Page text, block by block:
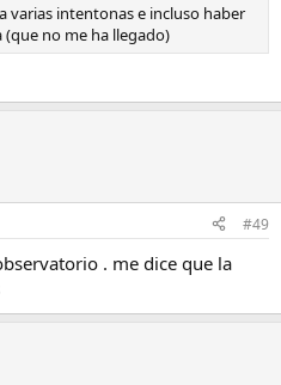
varias intentonas e incluso haber
no me ha llegado)
#49
. me dice que la